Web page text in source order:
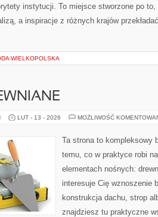
instytucji. To miejsce stworzone po to,
a inspiracje z różnych krajów
WIELKOPOLSKA
LUT - 13 - 2026 MOŻLIWOŚĆ
Ta strona to kompleksowy
temu, co w praktyce robi
elementach nośnych:
interesuje Cię wznoszenie
konstrukcja dachu, strop
znajdziesz tu praktyczne